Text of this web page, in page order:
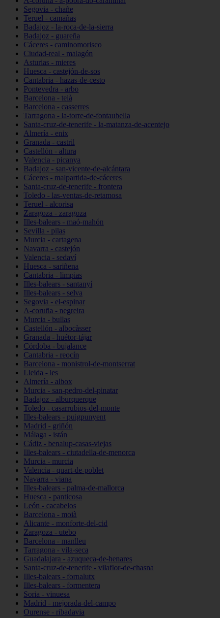
Segovia - chañe
Teruel - camañas
Badajoz - la-roca-de-la-sierra
Badajoz - guareña
Cáceres - caminomorisco
Ciudad-real - malagón
Asturias - mieres
Huesca - castejón-de-sos
Cantabria - hazas-de-cesto
Pontevedra - arbo
Barcelona - teià
Barcelona - casserres
Tarragona - la-torre-de-fontaubella
Santa-cruz-de-tenerife - la-matanza-de-acentejo
Almería - enix
Granada - castril
Castellón - altura
Valencia - picanya
Badajoz - san-vicente-de-alcántara
Cáceres - malpartida-de-cáceres
Santa-cruz-de-tenerife - frontera
Toledo - las-ventas-de-retamosa
Teruel - alcorisa
Zaragoza - zaragoza
Illes-balears - maó-mahón
Sevilla - pilas
Murcia - cartagena
Navarra - castejón
Valencia - sedaví
Huesca - sariñena
Cantabria - limpias
Illes-balears - santanyí
Illes-balears - selva
Segovia - el-espinar
A-coruña - negreira
Murcia - bullas
Castellón - albocàsser
Granada - huétor-tájar
Córdoba - bujalance
Cantabria - reocín
Barcelona - monistrol-de-montserrat
Lleida - les
Almería - albox
Murcia - san-pedro-del-pinatar
Badajoz - alburquerque
Toledo - casarrubios-del-monte
Illes-balears - puigpunyent
Madrid - griñón
Málaga - istán
Cádiz - benalup-casas-viejas
Illes-balears - ciutadella-de-menorca
Murcia - murcia
Valencia - quart-de-poblet
Navarra - viana
Illes-balears - palma-de-mallorca
Huesca - panticosa
León - cacabelos
Barcelona - moià
Alicante - monforte-del-cid
Zaragoza - utebo
Barcelona - manlleu
Tarragona - vila-seca
Guadalajara - azuqueca-de-henares
Santa-cruz-de-tenerife - vilaflor-de-chasna
Illes-balears - fornalutx
Illes-balears - formentera
Soria - vinuesa
Madrid - mejorada-del-campo
Ourense - ribadavia